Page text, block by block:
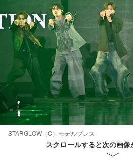
STARGLOW（C）モデルプレス
スクロールすると次の画